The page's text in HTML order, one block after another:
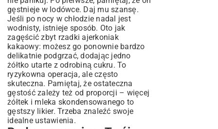
gęstnieje w lodówce. Daj mu szansę.
Jeśli po nocy w chłodzie nadal jest
wodnisty, istnieje sposób. Oto jak
zagęścić zbyt rzadki ajerkoniak
kakaowy: możesz go ponownie bardzo
delikatnie podgrzać, dodając jedno
żółtko utarte z odrobiną cukru. To
ryzykowna operacja, ale często
skuteczna. Pamiętaj, że ostateczna
gęstość zależy też od proporcji – więcej
żółtek i mleka skondensowanego to
gęstszy likier. Trzeba znaleźć swoje
idealne ustawienia.